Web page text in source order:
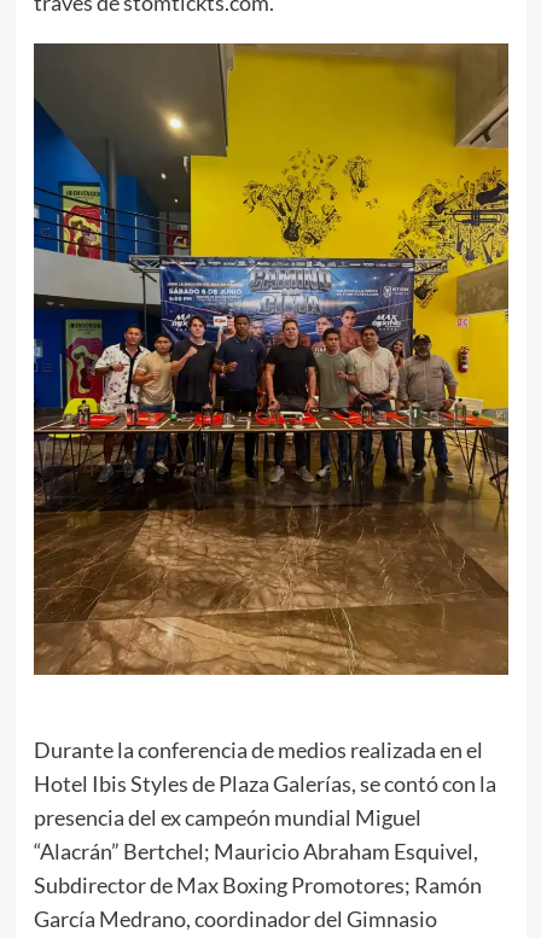
Durante la conferencia de medios realizada en el
Hotel Ibis Styles de Plaza Galerías, se contó con la
presencia del ex campeón mundial Miguel
“Alacrán” Bertchel; Mauricio Abraham Esquivel,
Subdirector de Max Boxing Promotores; Ramón
García Medrano, coordinador del Gimnasio